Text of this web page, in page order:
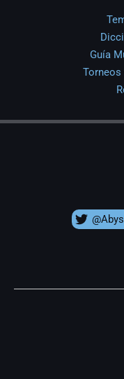
Guía
Torneos